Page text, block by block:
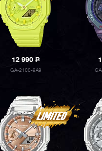
12 990P
GA-2100-9A9